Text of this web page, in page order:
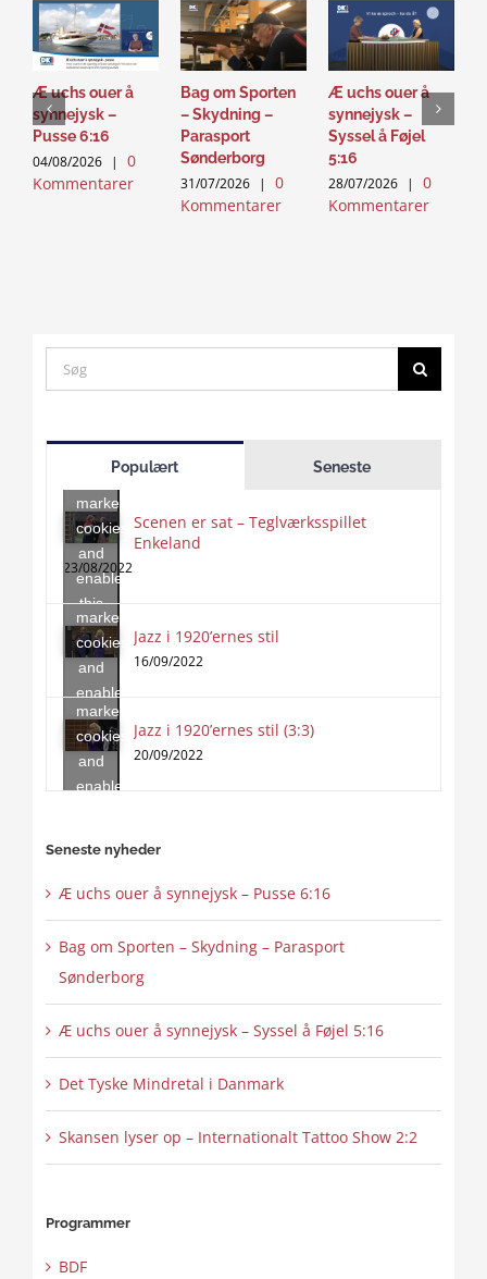
Æ uchs ouer å
synnejysk –
Pusse 6:16
04/08/2026 |
0
Kommentarer
Bag om Sporten
– Skydning –
Parasport
Sønderborg
31/07/2026 |
0
Kommentarer
Æ uchs ouer å
synnejysk –
Syssel å Føjel
5:16
28/07/2026 |
0
Kommentarer
Search
for:
Populært Seneste
accept
marketing
cookies
and
enable
this
content
Scenen er sat – Teglværksspillet
Enkeland
23/08/2022
Click
to
marketing
cookies
and
enable
this
content
Jazz i 1920’ernes stil
16/09/2022
Click
to
accept
marketing
cookies
and
enable
Jazz i 1920’ernes stil (3:3)
20/09/2022
Seneste nyheder
Æ uchs ouer å synnejysk – Pusse 6:16
Bag om Sporten – Skydning – Parasport
Sønderborg
Æ uchs ouer å synnejysk – Syssel å Føjel 5:16
Det Tyske Mindretal i Danmark
Skansen lyser op – Internationalt Tattoo Show 2:2
Programmer
BDF